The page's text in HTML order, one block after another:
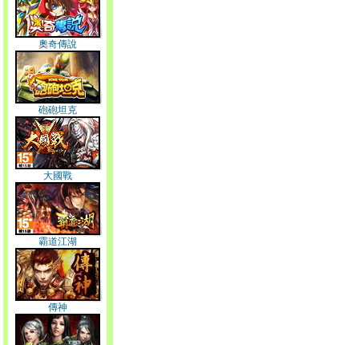
奧奇傳說
砲砲坦克
大國戰
霸道江湖
傳神